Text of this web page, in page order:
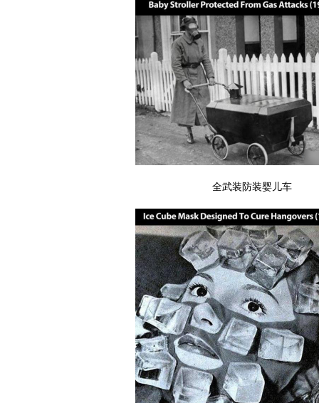
全武装防装婴儿车